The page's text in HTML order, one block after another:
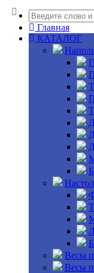
Главная
КАТАЛОГ
Весы
Весы